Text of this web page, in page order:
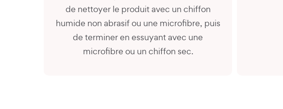
de nettoyer le produit avec un chiffon
humide non abrasif ou une microfibre, puis
de terminer en essuyant avec une
microfibre ou un chiffon sec.